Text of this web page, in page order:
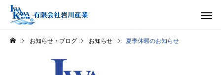
お知らせ・ブログ お知らせ 夏季休暇のお知らせ